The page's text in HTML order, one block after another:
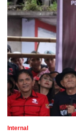
Internal